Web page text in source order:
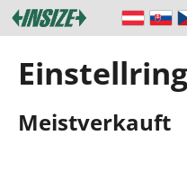
Zum
Inhalt
springen
Meistverkauft
W
a
zum
zum
a